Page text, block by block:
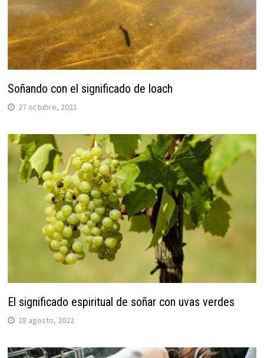
Soñando con el significado de loach
27 octubre, 2021
El significado espiritual de soñar con uvas verdes
28 agosto, 2022